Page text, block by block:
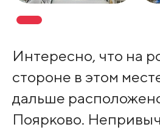
Интересно, что на
стороне в этом
дальше
Поярково.